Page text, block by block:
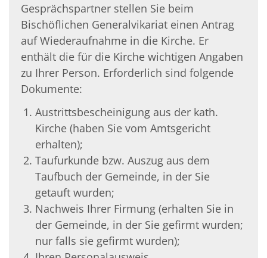
Gesprächspartner stellen Sie beim
Bischöflichen Generalvikariat einen Antrag
auf Wiederaufnahme in die Kirche. Er
enthält die für die Kirche wichtigen Angaben
zu Ihrer Person. Erforderlich sind folgende
Dokumente:
Austrittsbescheinigung aus der kath.
Kirche (haben Sie vom Amtsgericht
erhalten);
Taufurkunde bzw. Auszug aus dem
Taufbuch der Gemeinde, in der Sie
getauft wurden;
Nachweis Ihrer Firmung (erhalten Sie in
der Gemeinde, in der Sie gefirmt wurden;
nur falls sie gefirmt wurden);